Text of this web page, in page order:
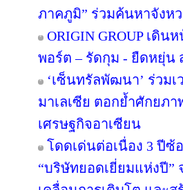
ภาคภูมิ” ร่วมค้นหาจังห
ORIGIN GROUP เดิ
พอร์ต – รัดกุม - ยืดหยุ่น
‘เซ็นทรัลพัฒนา’ ร่วม
มาเลเซีย ตอกย้ำศักยภ
เศรษฐกิจอาเซียน
โดดเด่นต่อเนื่อง 3 ปีซ้
“บริษัทยอดเยี่ยมแห่งปี”